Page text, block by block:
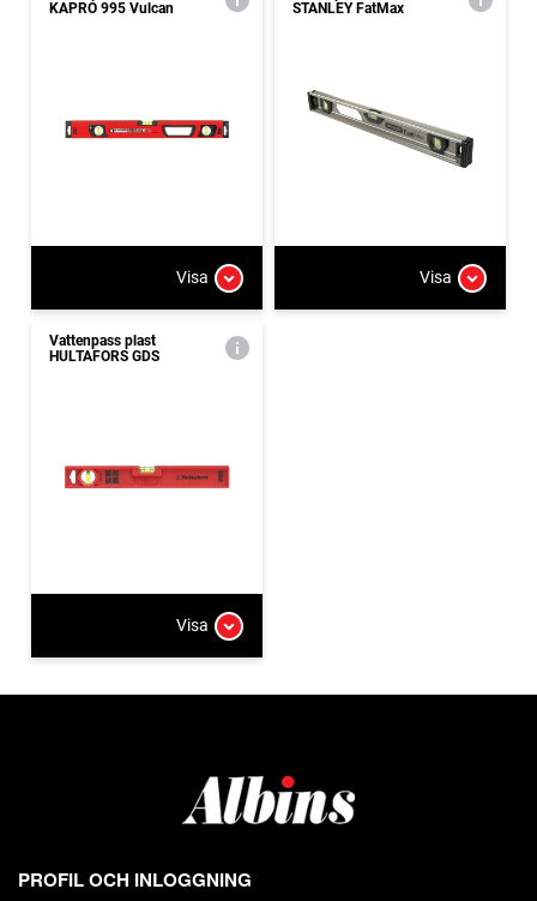
KAPRO 995 Vulcan
Visa
STANLEY FatMax
Visa
Vattenpass plast
HULTAFORS GDS
Visa
PROFIL OCH INLOGGNING